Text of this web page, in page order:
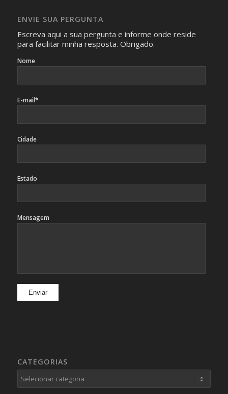
identificação da pessoa fotografada.
ENVIE SUA PERGUNTA
Escreva aqui a sua pergunta e informe onde reside
para facilitar minha resposta. Obrigado.
Nome
E-mail*
Cidade
Estado
Mensagem
CATEGORIAS
Categorias